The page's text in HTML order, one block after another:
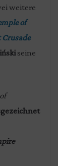
weitere
of
Crusade
seine